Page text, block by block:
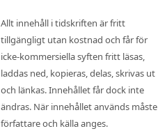
Allt innehåll i tidskriften är fritt
tillgängligt utan kostnad och får för
icke-kommersiella syften fritt läsas,
laddas ned, kopieras, delas, skrivas ut
och länkas. Innehållet får dock inte
ändras. När innehållet används måste
författare och källa anges.